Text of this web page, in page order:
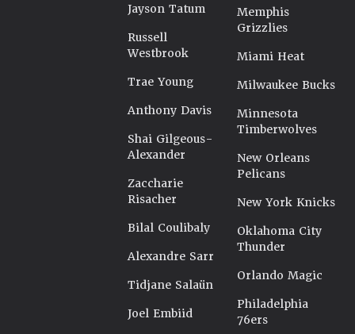
Jayson Tatum
Russell
Westbrook
Trae Young
Anthony Davis
Shai Gilgeous-
Alexander
Zaccharie
Risacher
Bilal Coulibaly
Alexandre Sarr
Tidjane Salaün
Joel Embiid
Memphis
Grizzlies
Miami Heat
Milwaukee Bucks
Minnesota
Timberwolves
New Orleans
Pelicans
New York Knicks
Oklahoma City
Thunder
Orlando Magic
Philadelphia
76ers